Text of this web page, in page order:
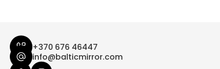
+370 676 46447
info@balticmirror.com